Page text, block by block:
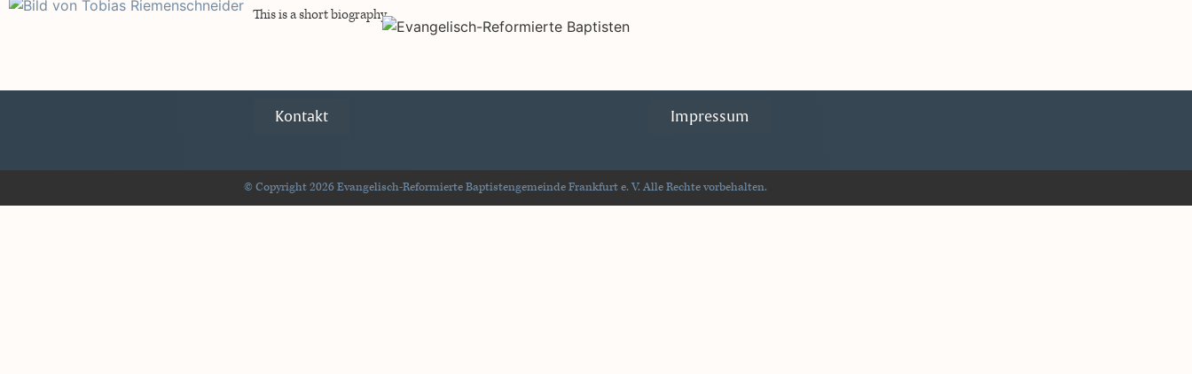
This is a short biography.
Kontakt Impressum
© Copyright 2026 Evangelisch-Reformierte Baptistengemeinde Frankfurt e. V. Alle Rechte vorbehalten.